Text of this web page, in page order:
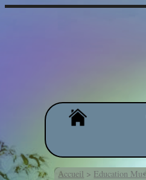
Accueil > Education